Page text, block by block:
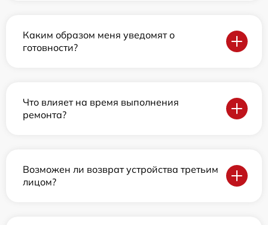
Каким образом меня уведомят о
готовности?
Что влияет на время выполнения
ремонта?
Возможен ли возврат устройства третьим
лицом?